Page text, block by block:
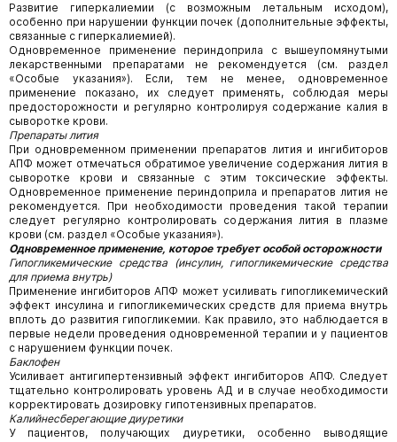
Развитие гиперкалиемии (с возможным летальным исходом),
особенно при нарушении функции почек (дополнительные эффекты,
связанные с гиперкалиемией).
Одновременное применение периндоприла с вышеупомянутыми
лекарственными препаратами не рекомендуется (см. раздел
«Особые указания»). Если, тем не менее, одновременное
применение показано, их следует применять, соблюдая меры
предосторожности и регулярно контролируя содержание калия в
сыворотке крови.
Препараты лития
При одновременном применении препаратов лития и ингибиторов
АПФ может отмечаться обратимое увеличение содержания лития в
сыворотке крови и связанные с этим токсические эффекты.
Одновременное применение периндоприла и препаратов лития не
рекомендуется. При необходимости проведения такой терапии
следует регулярно контролировать содержания лития в плазме
крови (см. раздел «Особые указания»).
Одновременное применение, которое требует особой осторожности
Гипогликемические средства (инсулин, гипогликемические средства
для приема внутрь)
Применение ингибиторов АПФ может усиливать гипогликемический
эффект инсулина и гипогликемических средств для приема внутрь
вплоть до развития гипогликемии. Как правило, это наблюдается в
первые недели проведения одновременной терапии и у пациентов
с нарушением функции почек.
Баклофен
Усиливает антигипертензивный эффект ингибиторов АПФ. Следует
тщательно контролировать уровень АД и в случае необходимости
корректировать дозировку гипотензивных препаратов.
Калийнесберегающие диуретики
У пациентов, получающих диуретики, особенно выводящие